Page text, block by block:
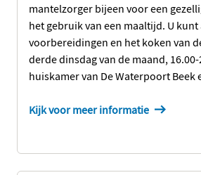
mantelzorger bijeen voor een
het gebruik van een maaltijd. U
voorbereidingen en het koken van
derde dinsdag van de maand,
huiskamer van De Waterpoort Beek
Kijk voor meer informatie